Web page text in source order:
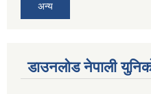
अन्य
डाउनलोड नेपाली